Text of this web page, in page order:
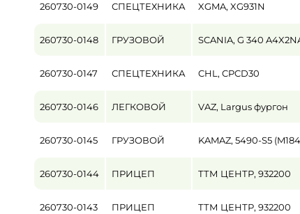
260730-0149 СПЕЦТЕХНИКА XGMA, XG931N
260730-0148 ГРУЗОВОЙ SCANIA, G 340
260730-0147 СПЕЦТЕХНИКА CHL, CPCD30
260730-0146 ЛЕГКОВОЙ VAZ, Largus фургон
260730-0145 ГРУЗОВОЙ KAMAZ, 5490-S5
260730-0144 ПРИЦЕП ТТМ ЦЕНТР, 932200
260730-0143 ПРИЦЕП ТТМ ЦЕНТР, 932200